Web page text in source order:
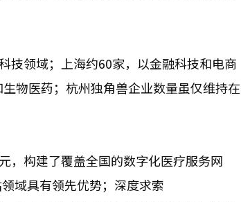
技领域；上海约60家，以金融科技和电商
物医药；杭州独角兽企业数量虽仅维持在
，构建了覆盖全国的数字化医疗服务网
域具有领先优势；深度求索